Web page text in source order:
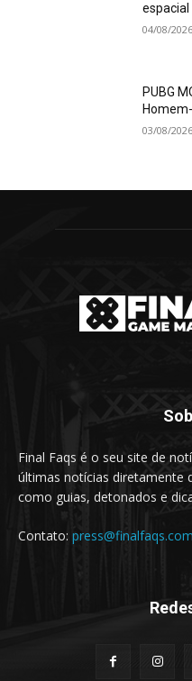
espacial
04/08/2026
PUBG
03/08/2026
Final Faqs é o seu site de
últimas notícias diretamente
como guias, detonados e
Contato: